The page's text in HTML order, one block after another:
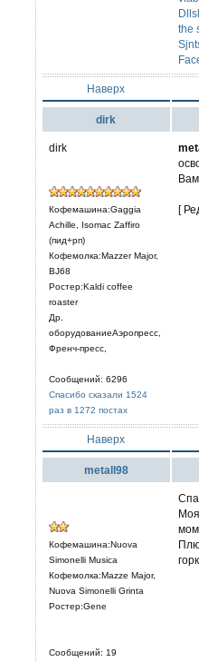
the
Наверх
dirk
dirk
Кофемашина:Gaggia
Achille, Isomac Zaffiro
(пид+рп)
Кофемолка:Mazzer Major,
BJ68
Ростер:Kaldi coffee
roaster
Др.
оборудованиеАэропресс,
Френч-пресс,
Сообщений: 6296
Спасибо сказали 1524
раз в 1272 постах
Вам
[
Наверх
metall98
Кофемашина:Nuova
Simonelli Musica
Кофемолка:Mazze Major,
Nuova Simonelli Grinta
Ростер:Gene
Сообщений: 19